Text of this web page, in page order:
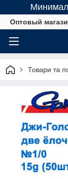
Оптовый
Товари та